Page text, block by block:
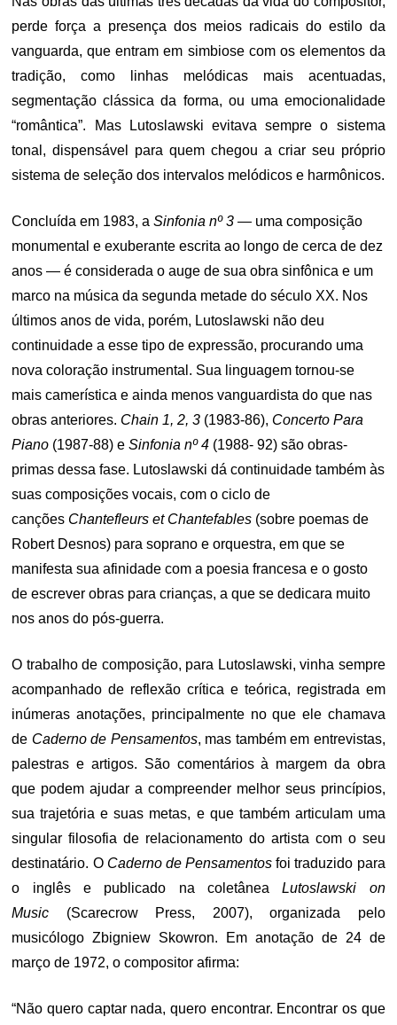
perde força a presença dos meios radicais do estilo da
vanguarda, que entram em simbiose com os elementos da
tradição, como linhas melódicas mais acentuadas,
segmentação clássica da forma, ou uma emocionalidade
“romântica”. Mas Lutoslawski evitava sempre o sistema
tonal, dispensável para quem chegou a criar seu próprio
sistema de seleção dos intervalos melódicos e harmônicos.
Concluída em 1983, aSinfonia nº 3 — uma composição
monumental e exuberante escrita ao longo de cerca de dez
anos — é considerada o auge de sua obra sinfônica e um
marco na música da segunda metade do século XX. Nos
últimos anos de vida, porém, Lutoslawski não deu
continuidade a esse tipo de expressão, procurando uma
nova coloração instrumental. Sua linguagem tornou-se
mais camerística e ainda menos vanguardista do que nas
obras anteriores. Chain 1, 2, 3 (1983-86), Concerto Para
Piano (1987-88) eSinfonia nº 4 (1988- 92) são obras-
primas dessa fase. Lutoslawski dá continuidade também às
suas composições vocais, com o ciclo de
canções Chantefleurs et Chantefables (sobre poemas de
Robert Desnos) para soprano e orquestra, em que se
manifesta sua afinidade com a poesia francesa e o gosto
de escrever obras para crianças, a que se dedicara muito
nos anos do pós-guerra.
O trabalho de composição, para Lutoslawski, vinha sempre
acompanhado de reflexão crítica e teórica, registrada em
inúmeras anotações, principalmente no que ele chamava
de Caderno de Pensamentos, mas também em entrevistas,
palestras e artigos. São comentários à margem da obra
que podem ajudar a compreender melhor seus princípios,
sua trajetória e suas metas, e que também articulam uma
singular filosofia de relacionamento do artista com o seu
destinatário. O Caderno de Pensamentos foi traduzido para
o inglês e publicado na coletâneaLutoslawski on
Music (Scarecrow Press, 2007), organizada pelo
musicólogo Zbigniew Skowron. Em anotação de 24 de
março de 1972, o compositor afirma:
“Não quero captar nada, quero encontrar. Encontrar os que